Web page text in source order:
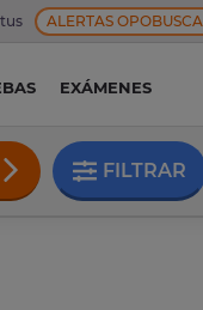
ALERTAS OPOBUSCA
EXÁMENES
FILTRAR